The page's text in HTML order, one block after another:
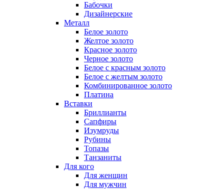
Бабочки
Дизайнерские
Металл
Белое золото
Желтое золото
Красное золото
Черное золото
Белое с красным золото
Белое с желтым золото
Комбинированное золото
Платина
Вставки
Бриллианты
Сапфиры
Изумруды
Рубины
Топазы
Танзаниты
Для кого
Для женщин
Для мужчин